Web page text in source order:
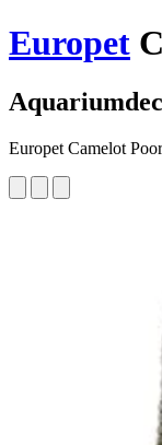
Europet
Europet Camelot